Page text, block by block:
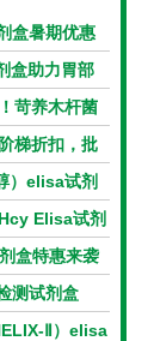
盒暑期优惠
盒助力胃部
苛养木杆菌
惠开启
梯折扣，批
）elisa试剂
Elisa试剂
点
盒特惠来袭
测试剂盒
市优惠活动
Ⅱ）elisa